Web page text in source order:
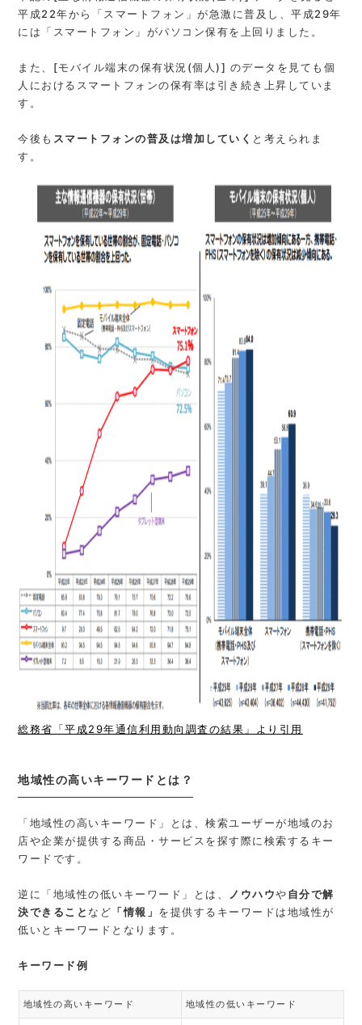
平成22年から「スマートフォン」が急激に普及し、平成29年
には「スマートフォン」がパソコン保有を上回りました。
また、[モバイル端末の保有状況(個人)] のデータを見ても個
人におけるスマートフォンの保有率は引き続き上昇していま
す。
今後も スマートフォンの普及は増加していく と考えられま
す。
総務省「平成29年通信利用動向調査の結果」より引用
地域性の高いキーワードとは？
「地域性の高いキーワード」とは、検索ユーザーが地域のお
店や企業が提供する商品・サービスを探す際に検索するキー
ワードです。
逆に「地域性の低いキーワード」とは、 ノウハウや自分で解
決できること など 「情報」 を提供するキーワードは地域性が
低いとキーワードとなります。
キーワード例
地域性の高いキーワード 地域性の低いキーワード